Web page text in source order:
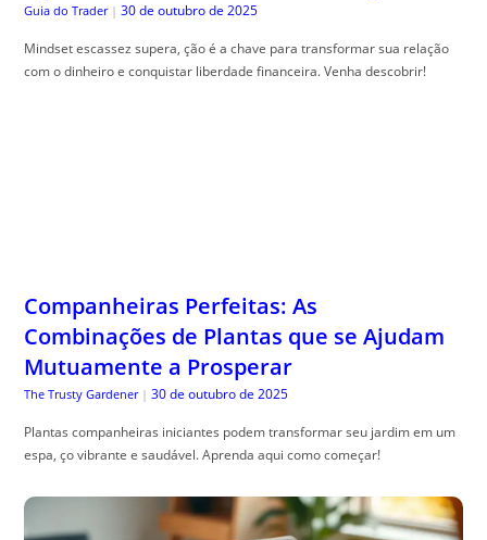
Guia do Trader | 30 de outubro de 2025
Mindset escassez supera, ção é a chave para transformar sua relação
com o dinheiro e conquistar liberdade financeira. Venha descobrir!
Companheiras Perfeitas: As
Combinações de Plantas que se Ajudam
Mutuamente a Prosperar
The Trusty Gardener | 30 de outubro de 2025
Plantas companheiras iniciantes podem transformar seu jardim em um
espa, ço vibrante e saudável. Aprenda aqui como começar!